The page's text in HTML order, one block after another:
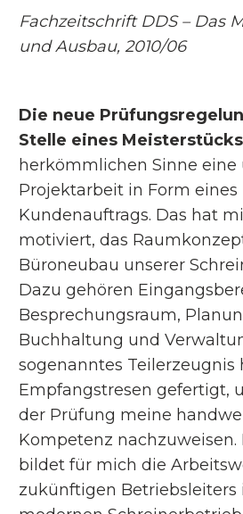
Fachzeitschrift DDS– Das
und Ausbau, 2010/06
Die neue
Stelle eines Meisterstücks
herkömmlichen Sinne eine
Projektarbeit in Form eines
Kundenauftrags. Das hat
motiviert, das
Büroneubau unserer
Dazu gehören
Besprechungsraum,
Buchhaltung und
sogenanntes Teilerzeugnis
Empfangstresen gefertigt,
der Prüfung meine
Kompetenz nachzuweisen.
bildet für mich die
zukünftigen Betriebsleiters